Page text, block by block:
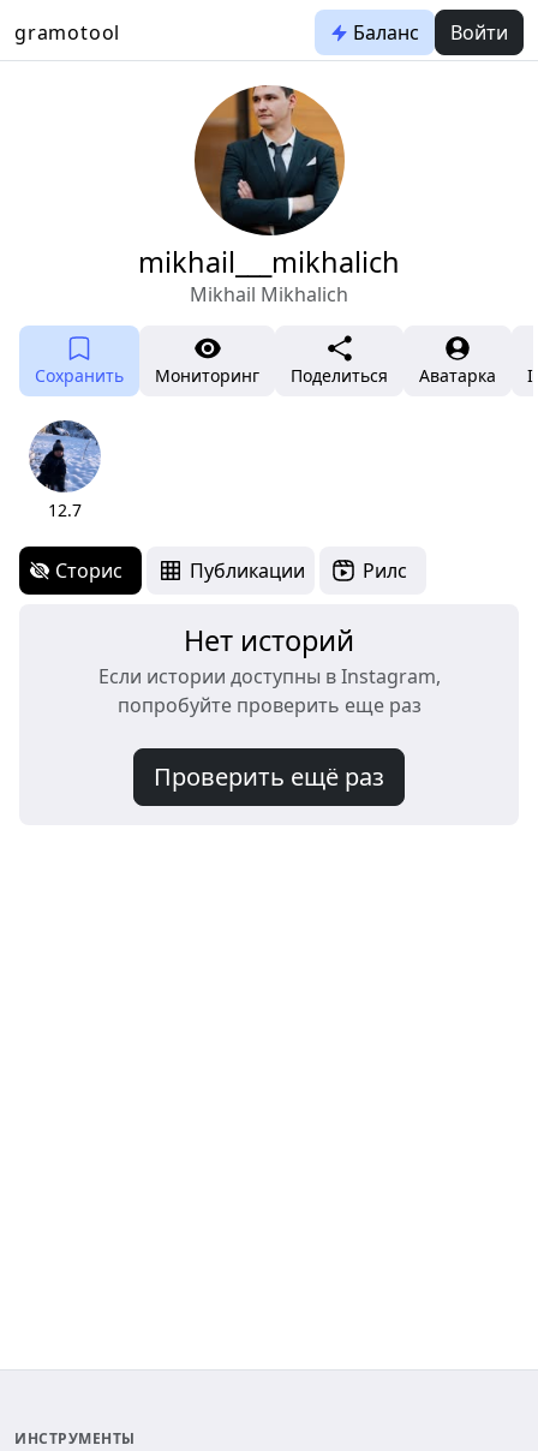
gramotool Баланс Войти
mikhail___mikhalich
Mikhail Mikhalich
Сохранить Мониторинг Поделиться Аватарка
12.7
Сторис Публикации Рилс
Нет историй
Если истории доступны в Instagram,
попробуйте проверить еще раз
Проверить ещё раз
ИНСТРУМЕНТЫ